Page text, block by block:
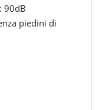
90dB
piedini di